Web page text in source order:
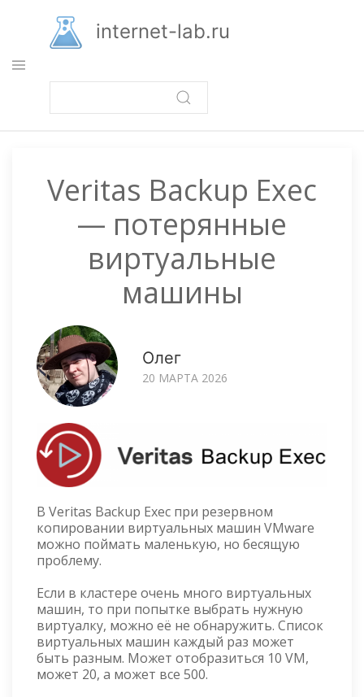
основному
содержанию
internet-lab.ru
Veritas Backup Exec
— потерянные
виртуальные
машины
Олег
20 МАРТА 2026
В Veritas Backup Exec при резервном
копировании виртуальных машин VMware
можно поймать маленькую, но бесящую
проблему.
Если в кластере очень много виртуальных
машин, то при попытке выбрать нужную
виртуалку, можно её не обнаружить. Список
виртуальных машин каждый раз может
быть разным. Может отобразиться 10 VM,
может 20, а может все 500.